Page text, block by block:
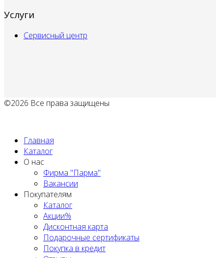
Услуги
Сервисный центр
©2026 Все права защищены
Главная
Каталог
О нас
Фирма "Парма"
Вакансии
Покупателям
Каталог
Акции%
Дисконтная карта
Подарочные сертификаты
Покупка в кредит